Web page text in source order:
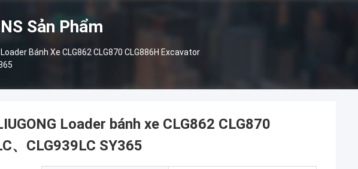
Sản Phẩm
Bánh Xe CLG862 CLG870 CLG886H Excavator
Loader bánh xe CLG862 CLG870
、CLG939LC SY365